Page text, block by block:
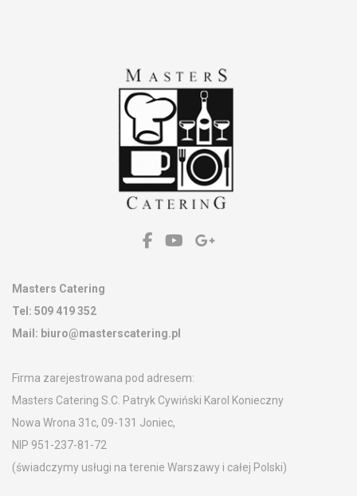
Kontakt
Masters Catering
Tel: 509 419 352
Mail: biuro@masterscatering.pl
Firma zarejestrowana pod adresem:
Masters Catering S.C. Patryk Cywiński Karol Konieczny
Nowa Wrona 31c, 09-131 Joniec,
NIP 951-237-81-72
(świadczymy usługi na terenie Warszawy i całej Polski)